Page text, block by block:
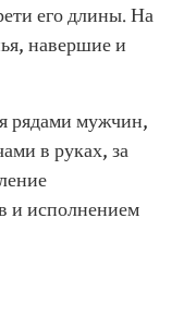
его длины. На
навершие и
рядами мужчин,
в руках, за
и исполнением